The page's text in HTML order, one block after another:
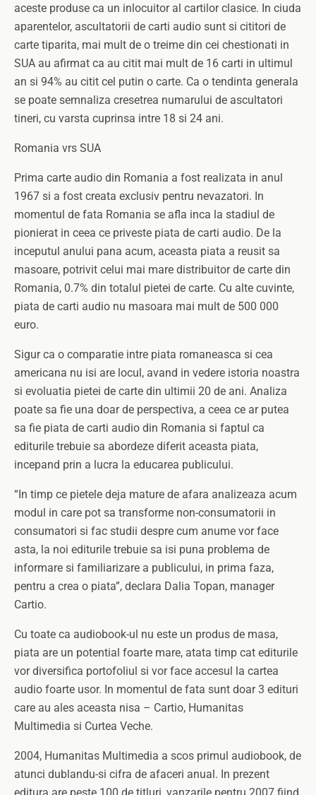
aceste produse ca un inlocuitor al cartilor clasice. In ciuda
aparentelor, ascultatorii de carti audio sunt si cititori de
carte tiparita, mai mult de o treime din cei chestionati in
SUA au afirmat ca au citit mai mult de 16 carti in ultimul
an si 94% au citit cel putin o carte. Ca o tendinta generala
se poate semnaliza cresetrea numarului de ascultatori
tineri, cu varsta cuprinsa intre 18 si 24 ani.
Romania vrs SUA
Prima carte audio din Romania a fost realizata in anul
1967 si a fost creata exclusiv pentru nevazatori. In
momentul de fata Romania se afla inca la stadiul de
pionierat in ceea ce priveste piata de carti audio. De la
inceputul anului pana acum, aceasta piata a reusit sa
masoare, potrivit celui mai mare distribuitor de carte din
Romania, 0.7% din totalul pietei de carte. Cu alte cuvinte,
piata de carti audio nu masoara mai mult de 500 000
euro.
Sigur ca o comparatie intre piata romaneasca si cea
americana nu isi are locul, avand in vedere istoria noastra
si evoluatia pietei de carte din ultimii 20 de ani. Analiza
poate sa fie una doar de perspectiva, a ceea ce ar putea
sa fie piata de carti audio din Romania si faptul ca
editurile trebuie sa abordeze diferit aceasta piata,
incepand prin a lucra la educarea publicului.
“In timp ce pietele deja mature de afara analizeaza acum
modul in care pot sa transforme non-consumatorii in
consumatori si fac studii despre cum anume vor face
asta, la noi editurile trebuie sa isi puna problema de
informare si familiarizare a publicului, in prima faza,
pentru a crea o piata”, declara Dalia Topan, manager
Cartio.
Cu toate ca audiobook-ul nu este un produs de masa,
piata are un potential foarte mare, atata timp cat editurile
vor diversifica portofoliul si vor face accesul la cartea
audio foarte usor. In momentul de fata sunt doar 3 edituri
care au ales aceasta nisa – Cartio, Humanitas
Multimedia si Curtea Veche.
2004, Humanitas Multimedia a scos primul audiobook, de
atunci dublandu-si cifra de afaceri anual. In prezent